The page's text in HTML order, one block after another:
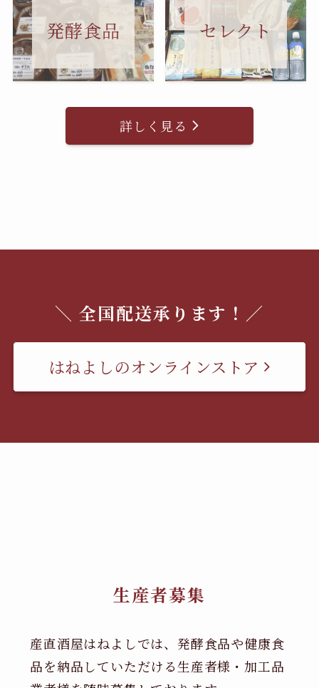
発酵食品 セレクト
詳しく見る
＼ 全国配送承ります！／
はねよしのオンラインストア
生産者募集
産直酒屋はねよしでは、発酵食品や健康食
品を納品していただける生産者様・加工品